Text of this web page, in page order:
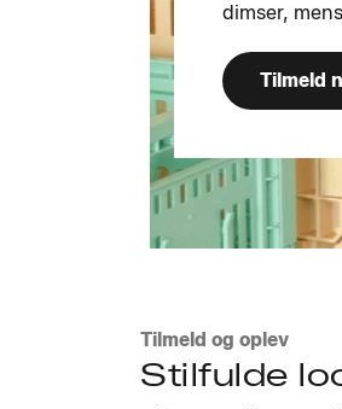
dimser,
Tilmeld
Tilmeld og oplev
Stilfulde